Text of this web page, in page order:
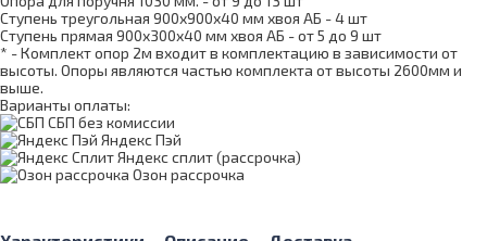
Ступень треугольная 900х900х40 мм хвоя АБ - 4 шт
Ступень прямая 900х300х40 мм хвоя АБ - от 5 до 9 шт
* - Комплект опор 2м входит в комплектацию в зависимости от
высоты. Опоры являются частью комплекта от высоты 2600мм и
выше.
Варианты оплаты:
СБП без комиссии
Яндекс Пэй
Яндекс сплит (рассрочка)
Озон рассрочка